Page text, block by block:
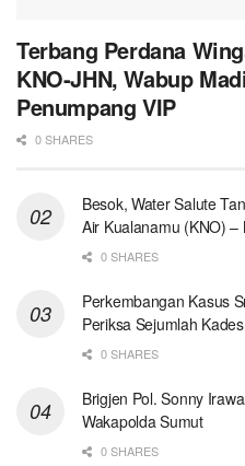
Terbang Perdana
KNO-JHN, Wabup
Penumpang VIP
0 SHARES
Besok, Water Salute
Air Kualanamu (KNO) –
0 SHARES
Perkembangan Kasus
Periksa Sejumlah Kades
0 SHARES
Brigjen Pol. Sonny
Wakapolda Sumut
0 SHARES